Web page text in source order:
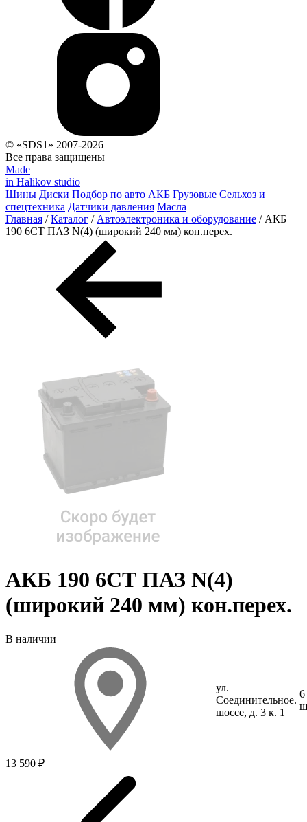
© «SDS1» 2007-2026
Все права защищены
Made
in Halikov studio
Шины Диски Подбор по авто АКБ Грузовые Сельхоз и
спецтехника Датчики давления Масла
Главная / Каталог / Автоэлектроника и оборудование / АКБ
190 6СТ ПАЗ N(4) (широкий 240 мм) кон.перех.
АКБ 190 6СТ ПАЗ N(4)
(широкий 240 мм) кон.перех.
В наличии
ул.
Соединительное.
шоссе, д. 3 к. 1
6
13 590 ₽